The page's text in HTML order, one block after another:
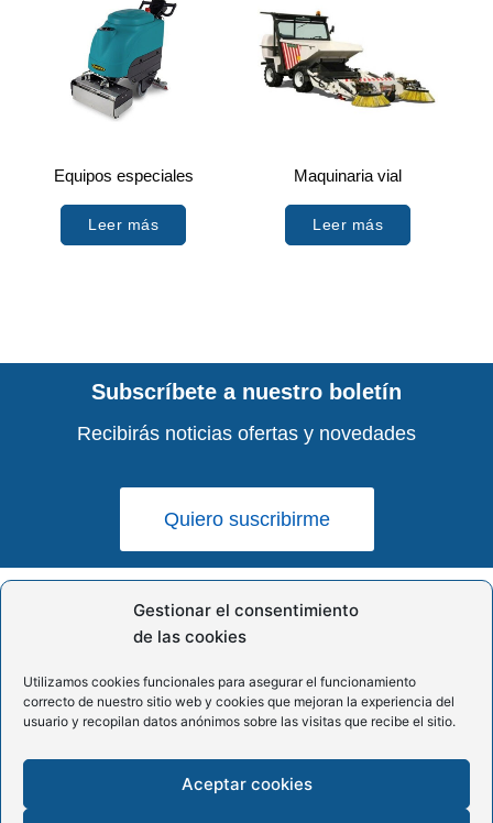
Gestionar el consentimiento
de las cookies
Utilizamos cookies funcionales para asegurar el funcionamiento
correcto de nuestro sitio web y cookies que mejoran la experiencia del
usuario y recopilan datos anónimos sobre las visitas que recibe el sitio.
Aceptar cookies
Equipos especiales
Leer más
Maquinaria vial
Leer más
Subscríbete a nuestro boletín
Recibirás noticias ofertas y novedades
Quiero suscribirme
Política de cookies (UE)